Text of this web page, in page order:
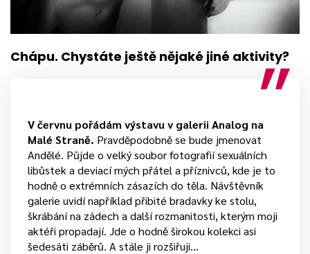
Chápu. Chystáte ještě nějaké jiné aktivity?
V červnu pořádám výstavu v galerii Analog na
Malé Straně. Pravděpodobně se bude jmenovat
Andělé. Půjde o velký soubor fotografií sexuálních
libůstek a deviací mých přátel a příznivců, kde je to
hodně o extrémních zásazích do těla. Návštěvník
galerie uvidí například přibité bradavky ke stolu,
škrábání na zádech a další rozmanitosti, kterým moji
aktéři propadají. Jde o hodně širokou kolekci asi
šedesáti záběrů. A stále ji rozšiřuji…